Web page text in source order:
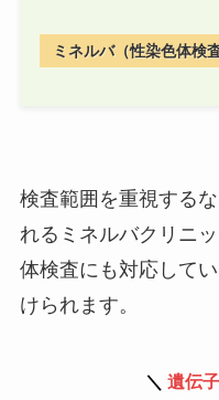
ミネルバ（性染色体検
検査範囲を重視する
れるミネルバクリニ
体検査にも対応して
けられます。
＼ 遺伝